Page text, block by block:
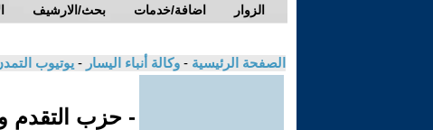
بحث/الارشيف اضافة/خدمات الزوار
الصفحة الرئيسية - وكالة أنباء اليسار - يوتيوب
- حزب التقدم